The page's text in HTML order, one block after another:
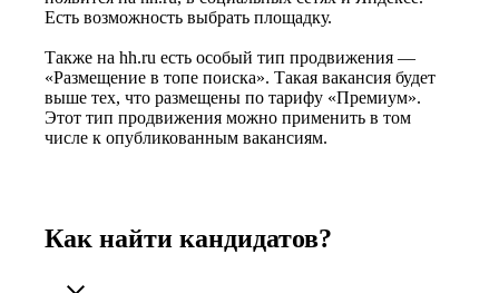
Есть возможность выбрать площадку.
Также на hh.ru есть особый тип продвижения —
«Размещение в топе поиска». Такая вакансия будет
выше тех, что размещены по тарифу «Премиум».
Этот тип продвижения можно применить в том
числе к опубликованным вакансиям.
Как найти кандидатов?